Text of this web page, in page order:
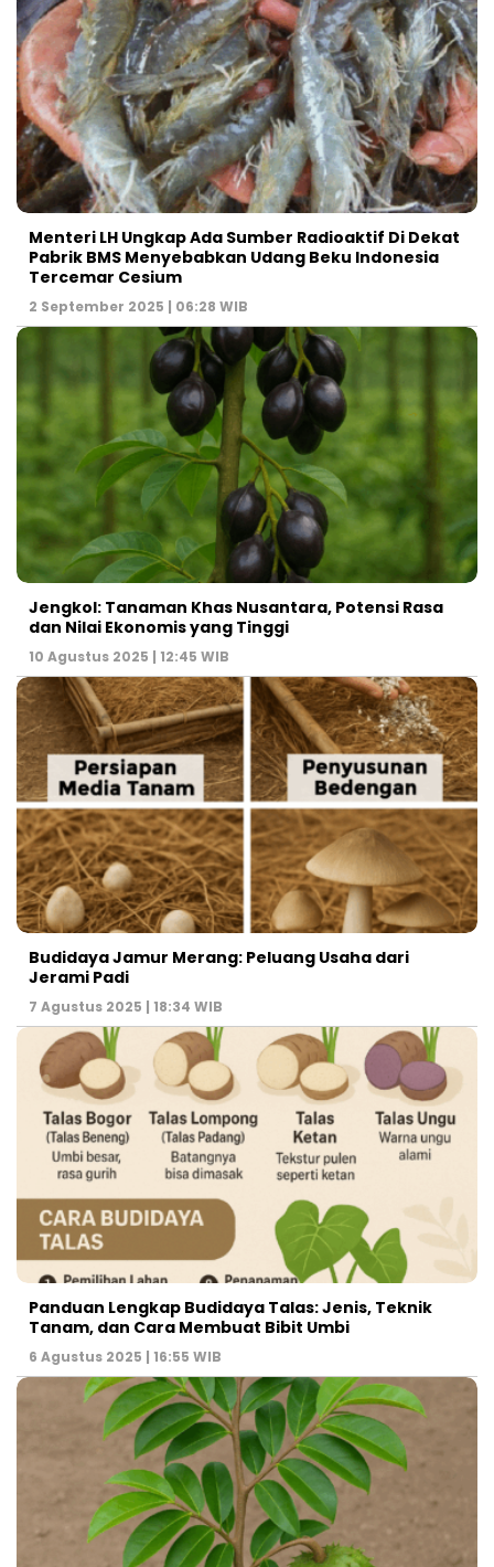
Menteri LH Ungkap Ada Sumber Radioaktif Di Dekat
Pabrik BMS Menyebabkan Udang Beku Indonesia
Tercemar Cesium
2 September 2025 | 06:28 WIB
Jengkol: Tanaman Khas Nusantara, Potensi Rasa
dan Nilai Ekonomis yang Tinggi
10 Agustus 2025 | 12:45 WIB
Budidaya Jamur Merang: Peluang Usaha dari
Jerami Padi
7 Agustus 2025 | 18:34 WIB
Panduan Lengkap Budidaya Talas: Jenis, Teknik
Tanam, dan Cara Membuat Bibit Umbi
6 Agustus 2025 | 16:55 WIB